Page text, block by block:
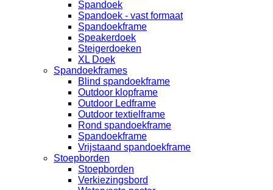
Spandoek
Spandoek - vast formaat
Spandoekframe
Speakerdoek
Steigerdoeken
XL Doek
Spandoekframes
Blind spandoekframe
Outdoor klopframe
Outdoor Ledframe
Outdoor textielframe
Rond spandoekframe
Spandoekframe
Vrijstaand spandoekframe
Stoepborden
Stoepborden
Verkiezingsbord